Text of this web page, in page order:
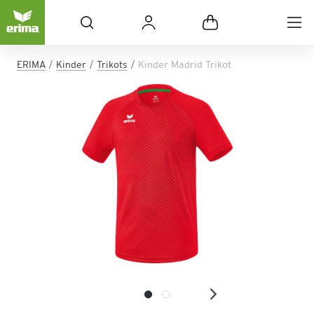
ERIMA Kinder Trikots Kinder Madrid Trikot